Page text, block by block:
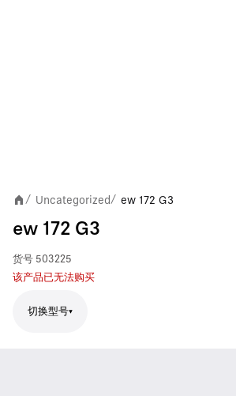
/ Uncategorized / ew 172 G3
ew 172 G3
货号 503225
该产品已无法购买
切换型号